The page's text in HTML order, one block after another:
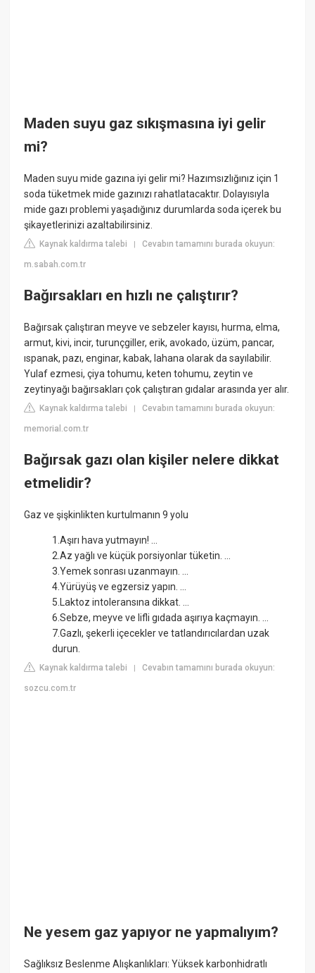
Maden suyu gaz sıkışmasına iyi gelir
mi?
Maden suyu mide gazına iyi gelir mi? Hazımsızlığınız için 1
soda tüketmek mide gazınızı rahatlatacaktır. Dolayısıyla
mide gazı problemi yaşadığınız durumlarda soda içerek bu
şikayetlerinizi azaltabilirsiniz.
Kaynak kaldırma talebi |Cevabın tamamını burada okuyun:
m.sabah.com.tr
Bağırsakları en hızlı ne çalıştırır?
Bağırsak çalıştıran meyve ve sebzeler kayısı, hurma, elma,
armut, kivi, incir, turunçgiller, erik, avokado, üzüm, pancar,
ıspanak, pazı, enginar, kabak, lahana olarak da sayılabilir.
Yulaf ezmesi, çiya tohumu, keten tohumu, zeytin ve
zeytinyağı bağırsakları çok çalıştıran gıdalar arasında yer alır.
Kaynak kaldırma talebi |Cevabın tamamını burada okuyun:
memorial.com.tr
Bağırsak gazı olan kişiler nelere dikkat
etmelidir?
Gaz ve şişkinlikten kurtulmanın 9 yolu
1.Aşırı hava yutmayın! ...
2.Az yağlı ve küçük porsiyonlar tüketin. ...
3.Yemek sonrası uzanmayın. ...
4.Yürüyüş ve egzersiz yapın. ...
5.Laktoz intoleransına dikkat. ...
6.Sebze, meyve ve lifli gıdada aşırıya kaçmayın. ...
7.Gazlı, şekerli içecekler ve tatlandırıcılardan uzak
durun.
Kaynak kaldırma talebi |Cevabın tamamını burada okuyun:
sozcu.com.tr
Ne yesem gaz yapıyor ne yapmalıyım?
Sağlıksız Beslenme Alışkanlıkları: Yüksek karbonhidratlı